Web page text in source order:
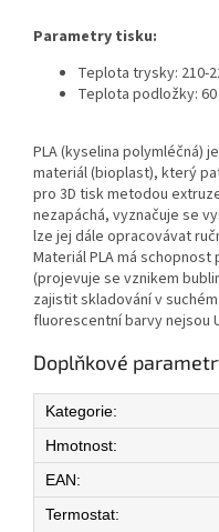
Parametry tisku:
Teplota trysky: 210-
Teplota podložky: 60
PLA (kyselina polymléčná)
materiál (bioplast), který
pro 3D tisk metodou
nezapáchá, vyznačuje se
lze jej dále opracovávat
Materiál PLA má
(projevuje se vznikem
zajistit skladování v
fluorescentní barvy nejsou
Doplňkové
Kategorie:
Hmotnost:
EAN:
Termostat: